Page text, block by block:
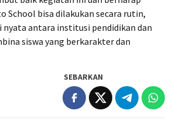
School bisa dilakukan secara rutin,
nyata antara institusi pendidikan dan
siswa yang berkarakter dan
SEBARKAN